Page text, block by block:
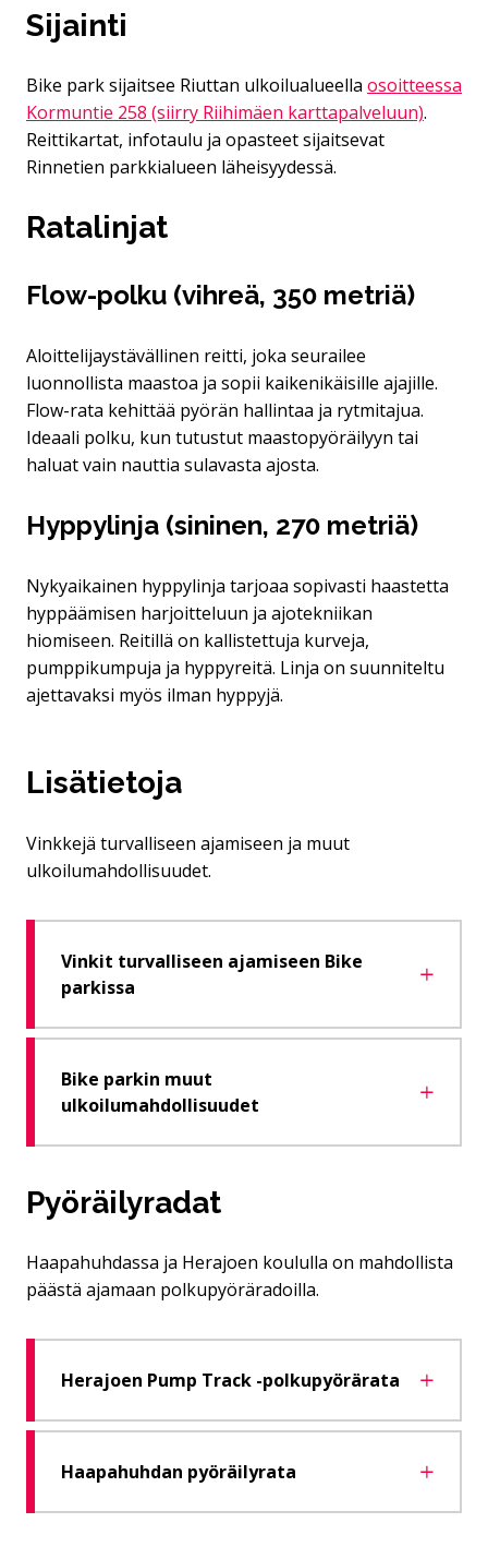
Sijainti
Bike park sijaitsee Riuttan ulkoilualueella osoitteessa
Kormuntie 258 (siirry Riihimäen karttapalveluun).
Reittikartat, infotaulu ja opasteet sijaitsevat
Rinnetien parkkialueen läheisyydessä.
Ratalinjat
Flow-polku (vihreä, 350 metriä)
Aloittelijaystävällinen reitti, joka seurailee
luonnollista maastoa ja sopii kaikenikäisille ajajille.
Flow-rata kehittää pyörän hallintaa ja rytmitajua.
Ideaali polku, kun tutustut maastopyöräilyyn tai
haluat vain nauttia sulavasta ajosta.
Hyppylinja (sininen, 270 metriä)
Nykyaikainen hyppylinja tarjoaa sopivasti haastetta
hyppäämisen harjoitteluun ja ajotekniikan
hiomiseen. Reitillä on kallistettuja kurveja,
pumppikumpuja ja hyppyreitä. Linja on suunniteltu
ajettavaksi myös ilman hyppyjä.
Lisätietoja
Vinkkejä turvalliseen ajamiseen ja muut
ulkoilumahdollisuudet.
Vinkit turvalliseen ajamiseen Bike
parkissa
Bike parkin muut
ulkoilumahdollisuudet
Pyöräilyradat
Haapahuhdassa ja Herajoen koululla on mahdollista
päästä ajamaan polkupyöräradoilla.
He­ra­joen Pump Track -pol­ku­pyö­rä­ra­ta
Haa­pa­huh­dan pyö­räi­ly­ra­ta